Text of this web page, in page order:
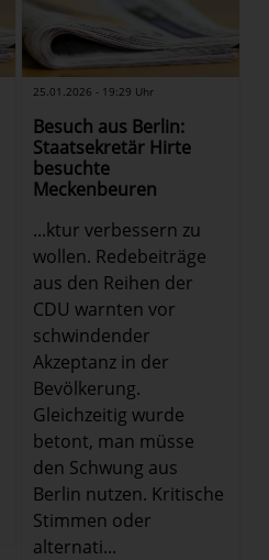
25.01.2026 - 19:29 Uhr
Besuch aus Berlin:
Staatsekretär Hirte
besuchte
Meckenbeuren
...ktur verbessern zu
wollen. Redebeiträge
aus den Reihen der
CDU warnten vor
schwindender
Akzeptanz in der
Bevölkerung.
Gleichzeitig wurde
betont, man müsse
den Schwung aus
Berlin nutzen. Kritische
Stimmen oder
alternati...